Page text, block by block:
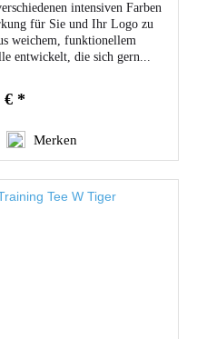
intensiven Farben
für Sie und Ihr Logo zu
weichem, funktionellem
entwickelt, die sich gern...
€ *
Merken